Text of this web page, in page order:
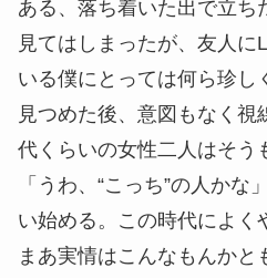
ある、落ち着いた出で立ち
見てはしまったが、友人に
いる僕にとっては何ら珍し
見つめた後、意図もなく
代くらいの女性二人はそう
「うわ、“こっち”の人か
い始める。この時代によく
まあ実情はこんなもんかと